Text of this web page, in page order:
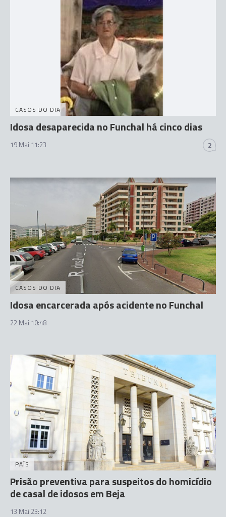
CASOS DO DIA
Idosa desaparecida no Funchal há cinco dias
19 Mai 11:23 2
CASOS DO DIA
Idosa encarcerada após acidente no Funchal
22 Mai 10:48
PAÍS
Prisão preventiva para suspeitos do homicídio
de casal de idosos em Beja
13 Mai 23:12